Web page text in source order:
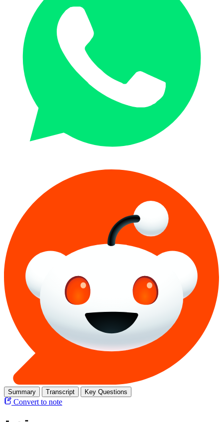
Summary Transcript Key Questions
Convert to note